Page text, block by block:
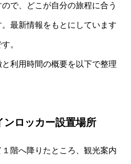
で、どこが自分の旅程に合う
最新情報をもとにしています
。
利用時間の概要を以下で整理
ンロッカー設置場所
階へ降りたところ、観光案内